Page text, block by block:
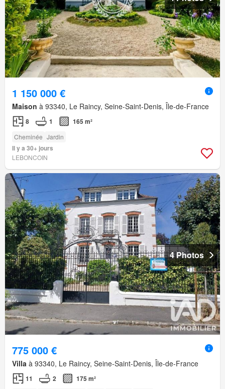
1 150 000 €
Maison à 93340, Le Raincy, Seine-Saint-Denis, Île-de-France
8 1 165 m²
Cheminée Jardin
Il y a 30+ jours
LEBONCOIN
4 Photos
775 000 €
Villa à 93340, Le Raincy, Seine-Saint-Denis, Île-de-France
11 2 175 m²